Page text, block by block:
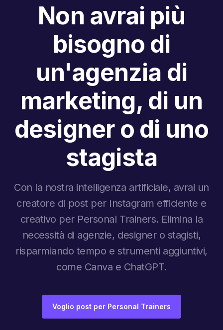
Non avrai più
bisogno di
un'agenzia di
marketing, di un
designer o di uno
stagista
Con la nostra intelligenza artificiale, avrai un
creatore di post per Instagram efficiente e
creativo per Personal Trainers. Elimina la
necessità di agenzie, designer o stagisti,
risparmiando tempo e strumenti aggiuntivi,
come Canva e ChatGPT.
Voglio post per Personal Trainers